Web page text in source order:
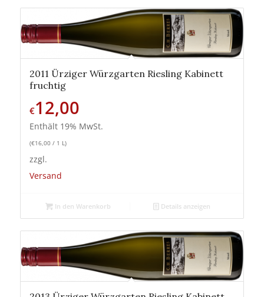
2011 Ürziger Würzgarten Riesling Kabinett
fruchtig
€12,00
Enthält 19% MwSt.
(€16,00/ 1 L)
zzgl.
Versand
In den Warenkorb Details anzeigen